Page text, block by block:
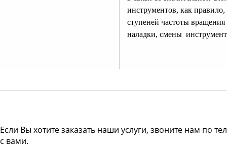
инструментов, как
ступеней частоты
наладки, смены
Если Вы хотите заказать наши услуги, звоните нам по
с вами.